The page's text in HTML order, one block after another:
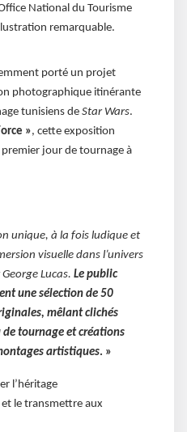
National du Tourisme
remarquable.
porté un projet
photographique itinérante
tunisiens de Star Wars.
», cette exposition
jour de tournage à
unique, à la fois ludique et
visuelle dans l’univers
Lucas. Le public
une sélection de 50
mêlant clichés
de tournage et créations
artistiques. »
l’héritage
le transmettre aux